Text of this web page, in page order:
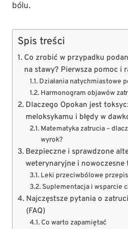
bólu.
Spis treści
Co zrobić w przypadku
na stawy? Pierwsza pomoc i
Działania natychmiastowe
Harmonogram objawów
Dlaczego Opokan jest
meloksykamu i błędy w
Matematyka zatrucia –
wyrok?
Bezpieczne i sprawdzone
weterynaryjne i nowoczesne
Leki przeciwbólowe
Suplementacja i wsparcie
Najczęstsze pytania o
(FAQ)
Co warto zapamiętać